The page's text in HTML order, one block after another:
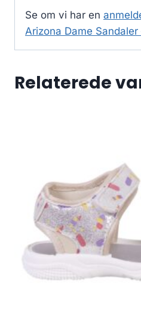
Se om vi har en
Arizona Dame
Relaterede